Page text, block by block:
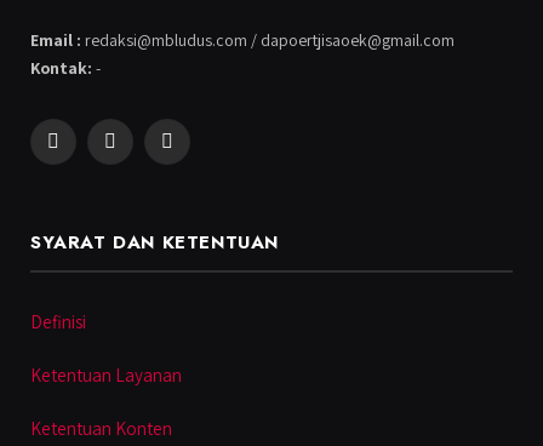
Email : redaksi@mbludus.com / dapoertjisaoek@gmail.com
Kontak: -
FacebookInstagramYouTube
SYARAT DAN KETENTUAN
Definisi
Ketentuan Layanan
Ketentuan Konten